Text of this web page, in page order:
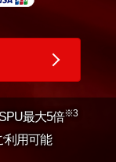
最大5倍※3
利用可能